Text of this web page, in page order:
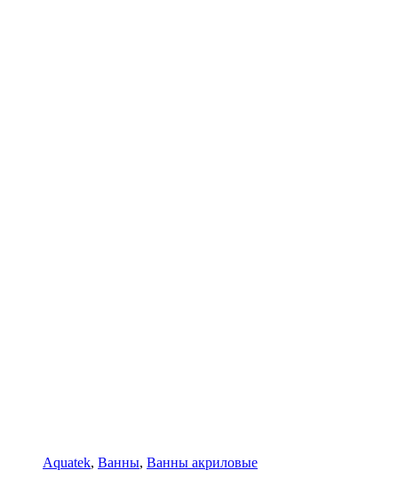
Aquatek, Ванны, Ванны акриловые